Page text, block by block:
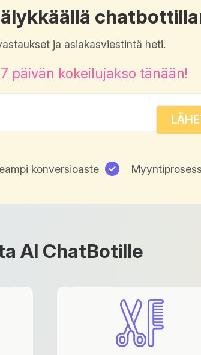
ja asiakasviestintä heti.
päivän kokeilujakso tänään!
konversioaste
AI ChatBotille